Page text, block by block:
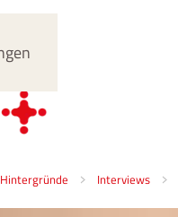
Interviews